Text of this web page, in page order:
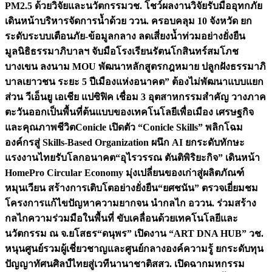
PM2.5 ด้วยวิจัยและนวัตกรรมวช. โชว์ผลงานวิจัยรับมืออุทกภัย
เดินหน้าบริหารจัดการน้ำด้วย ววน. ครอบคลุม 10 จังหวัด ยก
ระดับระบบเตือนภัย-ข้อมูลกลาง ลดเสี่ยงน้ำท่วมอย่างยั่งยืน
มูลนิธิธรรมาภิบาลฯ จับมือโรงเรียนรัตนโกสินทร์สมโภช
บางเขน ลงนาม MOU พัฒนาหลักสูตรกฎหมาย ปลูกฝังธรรมาภิ
บาลเยาวชน ระยะ 5 ปีเมืองแห่งอนาคต” ต้องไม่พัฒนาแบบแยก
ส่วน วีเอ็นยู เอเชีย แปซิฟิค เชื่อม 3 อุตสาหกรรมสำคัญ วางภาค
ตะวันออกเป็นพื้นที่ต้นแบบของเทคโนโลยีเพื่อเมือง เศรษฐกิจ
และคุณภาพชีวิตConicle เปิดตัว “Conicle Skills” พลิกโฉม
องค์กรสู่ Skills-Based Organization ผนึก AI ยกระดับทักษะ
แรงงานไทยรับโลกอนาคต“อุไรวรรณ ตันติพิริยะกิจ” เดินหน้า
HomePro Circular Economy มุ่งเปลี่ยนของเก่าสู่ผลิตภัณฑ์
หมุนเวียน สร้างการเติบโตอย่างยั่งยืน“ยศชนัน” ตรวจเยี่ยมชม
โครงการแก้ไขปัญหาความยากจน นำกลไก อววน. ร่วมสร้าง
กลไกความร่วมมือในพื้นที่ ขับเคลื่อนด้วยเทคโนโลยีและ
นวัตกรรม ณ จ.ยโสธร“ดนุพร” เปิดงาน “ART DNA HUB” วช.
หนุนศูนย์รวมผู้เชี่ยวชาญและศูนย์กลางองค์ความรู้ ยกระดับทุน
ปัญญาทัศนศิลป์ไทยสู่เวทีนานาชาติสสว. เปิดฉากมหกรรม